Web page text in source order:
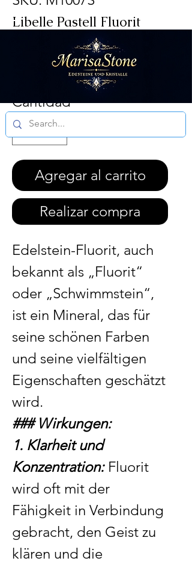
Libelle Pastell Fluorit
21,00 € Precio
15,75 €Precio
de
oferta
Impuesto incluido|DE 6.99 / Ö 14.99
Cantidad*
Agregar al carrito
Realizar compra
Edelstein-Fluorit, auch
bekannt als „Fluorit“
oder „Schwimmstein“,
ist ein Mineral, das für
seine schönen Farben
und seine vielfältigen
Eigenschaften geschätzt
wird.
### Wirkungen:
1. Klarheit und
Konzentration:Fluorit
wird oft mit der
Fähigkeit in Verbindung
gebracht, den Geist zu
klären und die